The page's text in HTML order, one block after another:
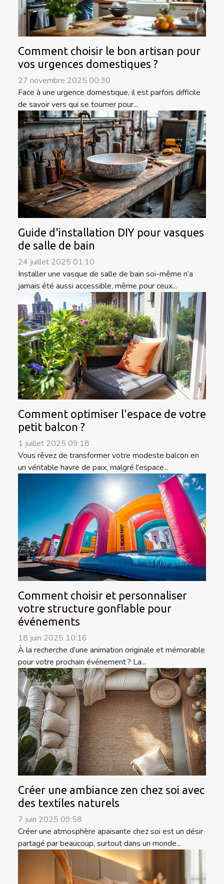
Comment choisir le bon artisan pour
vos urgences domestiques ?
27 novembre 2025 00:30
Face à une urgence domestique, il est parfois difficile
de savoir vers qui se tourner pour...
Guide d'installation DIY pour vasques
de salle de bain
24 juillet 2025 01:10
Installer une vasque de salle de bain soi-même n’a
jamais été aussi accessible, même pour ceux...
Comment optimiser l'espace de votre
petit balcon ?
1 juillet 2025 09:18
Vous rêvez de transformer votre modeste balcon en
un véritable havre de paix, malgré l'espace...
Comment choisir et personnaliser
votre structure gonflable pour
événements
18 juin 2025 10:16
À la recherche d’une animation originale et mémorable
pour votre prochain événement ? La...
Créer une ambiance zen chez soi avec
des textiles naturels
7 juin 2025 09:58
Créer une atmosphère apaisante chez soi est un désir
partagé par beaucoup, surtout dans un monde...